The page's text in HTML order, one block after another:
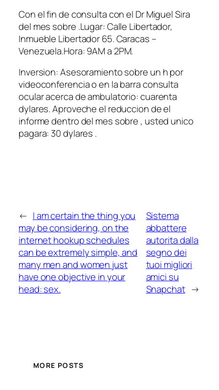
Con el fin de consulta con el Dr Miguel Sira
del mes sobre .Lugar: Calle Libertador,
Inmueble Libertador 65. Caracas –
Venezuela.Hora: 9AM a 2PM.
Inversion: Asesoramiento sobre un h por
videoconferencia o en la barra consulta
ocular acerca de ambulatorio: cuarenta
dуlares. Aproveche el reduccion de el
informe dentro del mes sobre , usted unico
pagara: 30 dуlares .
← I am certain the thing you
may be considering, on the
internet hookup schedules
can be extremely simple, and
many men and women just
have one objective in your
head: sex.
Sistema
abbattere
autorita dalla
segno dei
tuoi migliori
amici su
Snapchat →
MORE POSTS